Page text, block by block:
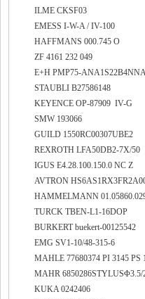
ILME CKSF03
EMESS I-W-A / IV-100
HAFFMANS 000.745 O
ZF 4161 232 049
E+H PMP75-
STAUBLI B27586148
KEYENCE OP-87909 IV-G
SMW 193066
GUILD 1550RC00307UBE2
REXROTH LFA50DB2-7X/50
IGUS E4.28.100.150.0 NC Z
AVTRON
HAMMELMANN
TURCK TBEN-L1-16DOP
BURKERT buekert-00125542
EMG SV1-10/48-315-6
MAHLE 77680374 PI 3145 PS
MAHR 6850286STYLUSΦ3.5/
KUKA 0242406